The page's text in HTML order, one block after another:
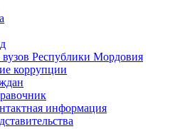
вузов Республики Мордовия
коррупции
информация